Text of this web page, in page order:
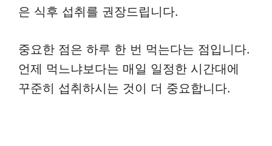
은 식후 섭취를 권장드립니다.
중요한 점은 하루 한 번 먹는다는 점입니다.
언제 먹느냐보다는 매일 일정한 시간대에
꾸준히 섭취하시는 것이 더 중요합니다.